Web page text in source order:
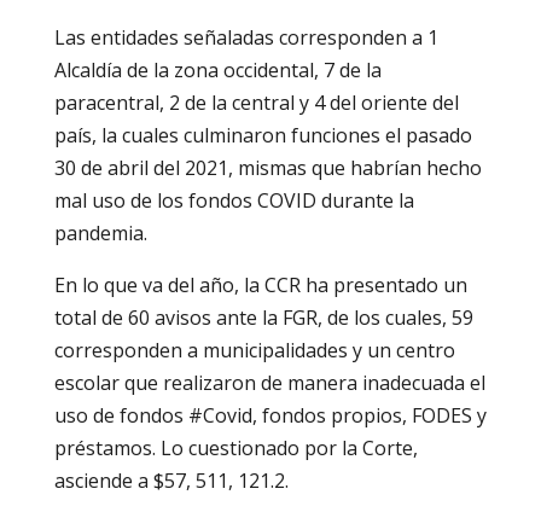
Las entidades señaladas corresponden a 1
Alcaldía de la zona occidental, 7 de la
paracentral, 2 de la central y 4 del oriente del
país, la cuales culminaron funciones el pasado
30 de abril del 2021, mismas que habrían hecho
mal uso de los fondos COVID durante la
pandemia.
En lo que va del año, la CCR ha presentado un
total de 60 avisos ante la FGR, de los cuales, 59
corresponden a municipalidades y un centro
escolar que realizaron de manera inadecuada el
uso de fondos #Covid, fondos propios, FODES y
préstamos. Lo cuestionado por la Corte,
asciende a $57, 511, 121.2.